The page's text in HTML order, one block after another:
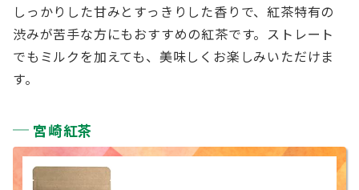
しっかりした甘みとすっきりした香りで、紅茶特有の
渋みが苦手な方にもおすすめの紅茶です。ストレート
でもミルクを加えても、美味しくお楽しみいただけま
す。
宮崎紅茶